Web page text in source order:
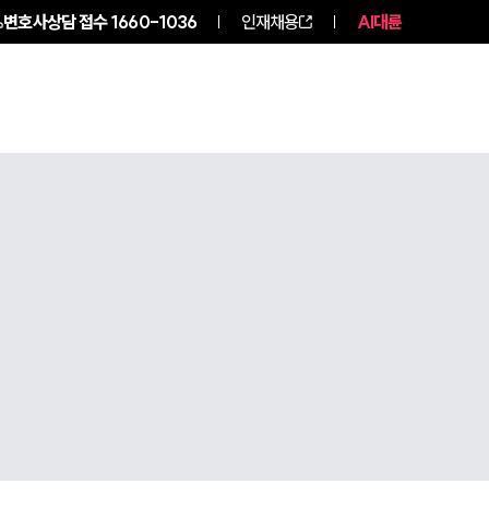
변호사상담 접수1660-1036 인재채용 AI대륜